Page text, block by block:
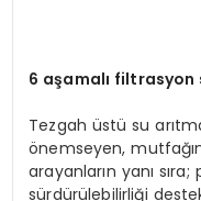
6 aşamalı
Tezgah üstü su
önemseyen,
arayanların yanı sıra;
sürdürülebilirliği